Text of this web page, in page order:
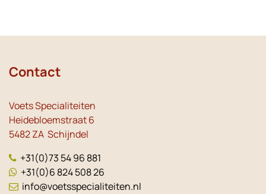
Contact
Voets Specialiteiten
Heidebloemstraat 6
5482 ZA Schijndel
+31(0)73 54 96 881
+31(0)6 824 508 26
info@voetsspecialiteiten.nl